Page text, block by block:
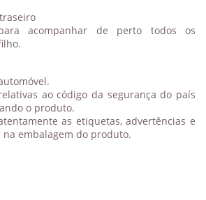
acompanhar de perto todos os
ao código da segurança do país
o produto.
as etiquetas, advertências e
embalagem do produto.